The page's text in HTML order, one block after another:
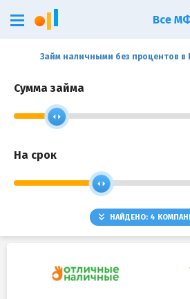
Займ наличными без процентов в
Сумма займа
На срок
НАЙДЕНО: 4
Все